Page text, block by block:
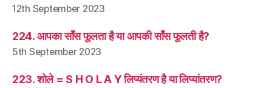
12th September 2023
224. आपका साँस फूलता है या आपकी साँस फूलती है?
5th September 2023
223. शोले = S H O L A Y लिप्यंतरण है या लिप्यांतरण?